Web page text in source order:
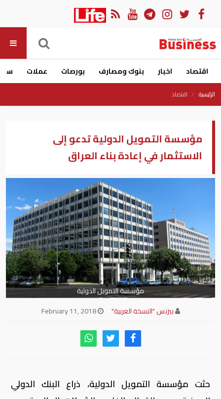
اقتصاد اخبار بنوك ومصارف بورصات عملات
الرئيسية اقتصاد
مؤسسة التمويل الدولية تدعو إلى
الاستثمار في إعادة بناء العراق
مؤسسة التمويل الدولية
بيزنس "النسخة العربية"
February 11, 2018
حثت مؤسسة التمويل الدولية، ذراع البنك الدولي